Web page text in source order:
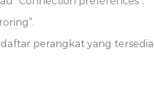
perangkat yang tersedia.